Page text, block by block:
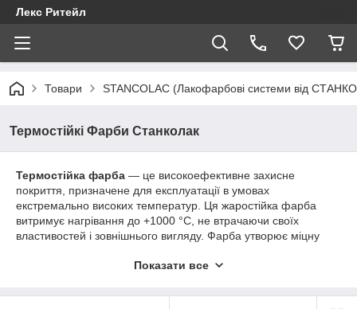
Лекс Ритейл
Товари STANCOLAC (Лакофарбові системи від
Термостійкі Фарби Станколак
Термостійка фарба — це високоефективне захисне
покриття, призначене для експлуатації в умовах
екстремально високих температур. Ця жаростійка фарба
витримує нагрівання до +1000 °C, не втрачаючи своїх
властивостей і зовнішнього вигляду. Фарба утворює міцну
агресивного середовища, зокрема сажі, кіптяви та відкритого
пігментів, що забезпечує стійкість до термоудару та
Показати все